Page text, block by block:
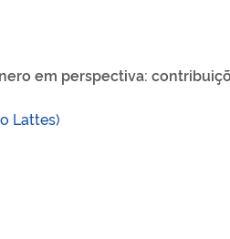
em perspectiva:
Lattes)